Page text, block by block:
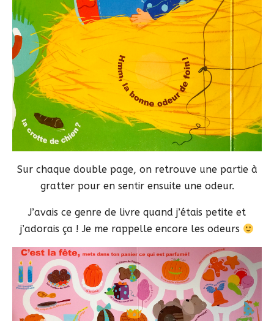
Sur chaque double page, on retrouve une partie à
gratter pour en sentir ensuite une odeur.
J’avais ce genre de livre quand j’étais petite et
j’adorais ça ! Je me rappelle encore les odeurs